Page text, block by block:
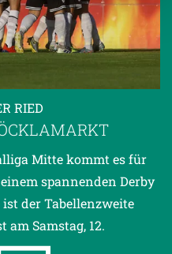
zu Speicherdauer und
RIED
Mitte kommt es für
spannenden Derby
ist der Tabellenzweite
Samstag, 12.